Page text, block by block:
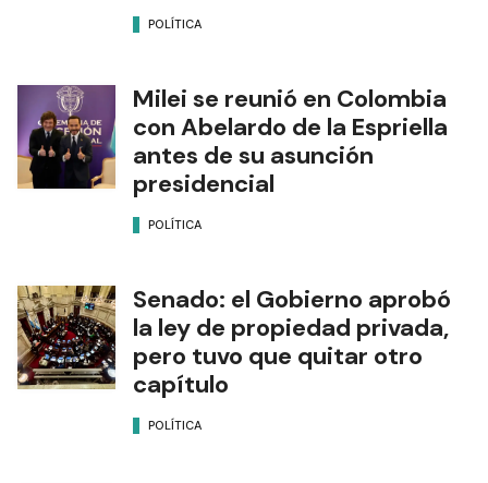
POLÍTICA
Milei se reunió en Colombia
con Abelardo de la Espriella
antes de su asunción
presidencial
POLÍTICA
Senado: el Gobierno aprobó
la ley de propiedad privada,
pero tuvo que quitar otro
capítulo
POLÍTICA